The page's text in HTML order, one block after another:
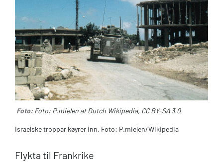
Foto: Foto: P.mielen at Dutch Wikipedia, CC BY-SA 3.0
Israelske troppar køyrer inn. Foto: P.mielen/Wikipedia
Flykta til Frankrike